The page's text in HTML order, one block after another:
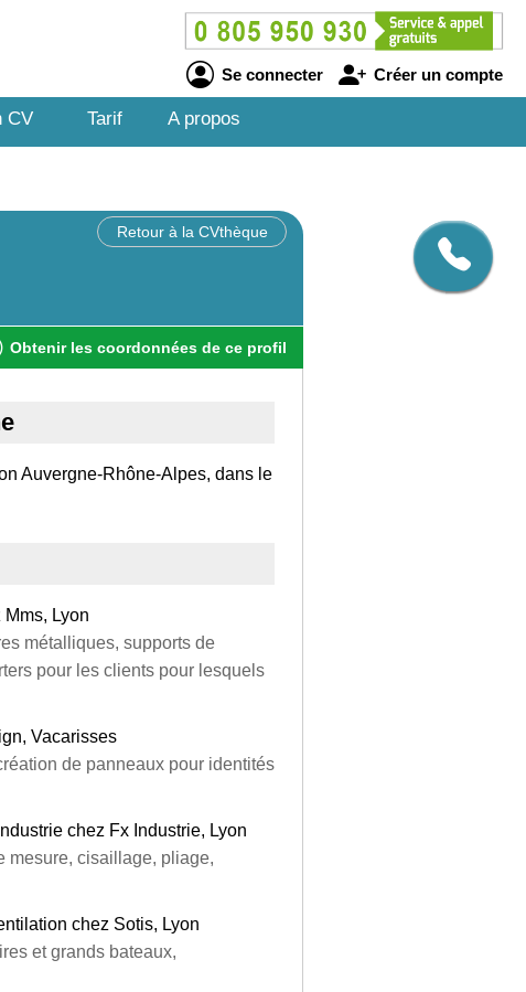
Se connecter Créer un compte
CV Tarif A propos
Retour à la CVthèque
Obtenir les coordonnées de ce profil
Auvergne-Rhône-Alpes, dans le
Lyon
métalliques, supports de
pour les clients pour lesquels
Vacarisses
de panneaux pour identités
chez Fx Industrie, Lyon
mesure, cisaillage, pliage,
chez Sotis, Lyon
et grands bateaux,